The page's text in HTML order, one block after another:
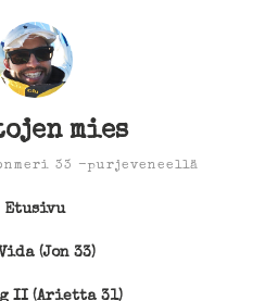
mies
33 -purjeveneellä
Etusivu
(Jon 33)
II (Arietta 31)